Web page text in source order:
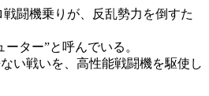
闘機乗りが、反乱勢力を倒すた
ター”と呼んでいる。
い戦いを、高性能戦闘機を駆使し